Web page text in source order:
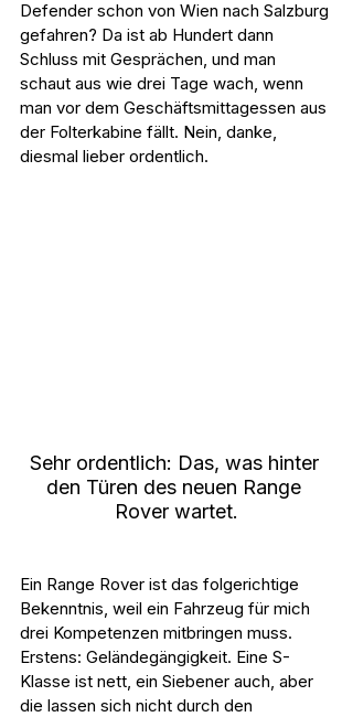
Defender schon von Wien nach Salzburg
gefahren? Da ist ab Hundert dann
Schluss mit Gesprächen, und man
schaut aus wie drei Tage wach, wenn
man vor dem Geschäftsmittagessen aus
der Folterkabine fällt. Nein, danke,
diesmal lieber ordentlich.
Sehr ordentlich: Das, was hinter
den Türen des neuen Range
Rover wartet.
Ein Range Rover ist das folgerichtige
Bekenntnis, weil ein Fahrzeug für mich
drei Kompetenzen mitbringen muss.
Erstens: Geländegängigkeit. Eine S-
Klasse ist nett, ein Siebener auch, aber
die lassen sich nicht durch den